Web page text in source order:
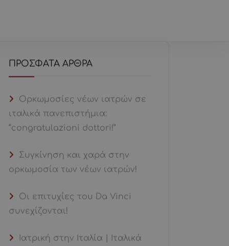
ΠΡΌΣΦΑΤΑ ΆΡΘΡΑ
Ορκωμοσίες νέων ιατρών σε
ιταλικά πανεπιστήμια:
“congratulazioni dottori!”
Συγκίνηση και χαρά στην
ορκωμοσία των νέων ιατρών!
Οι επιτυχίες του Da Vinci
συνεχίζονται!
Ιατρική στην Ιταλία | Ιταλικά